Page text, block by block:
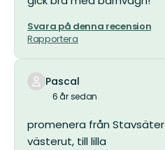
Svara på denna recension
Rapportera
Pascal
6 år sedan
promenera från Stavsäter
västerut, till lilla